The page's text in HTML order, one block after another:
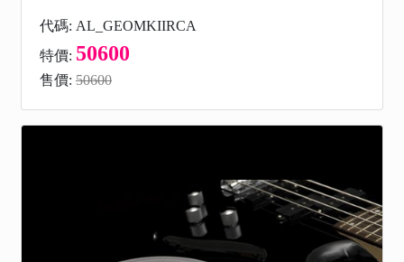
代碼: AL_GEOMKIIRCA
特價: 50600
售價: 50600